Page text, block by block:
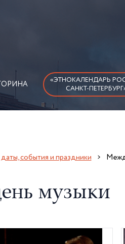
«ЭТНОКАЛЕНДАРЬ
САНКТ-
события и праздники
музыки